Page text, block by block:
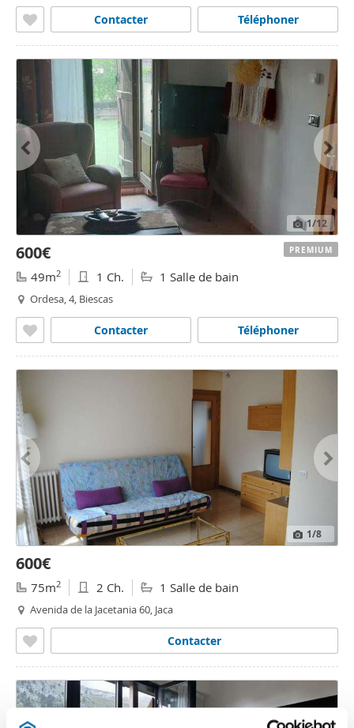
Téléphoner
Contacter
1/12
600€
49m2 1 Ch. 1 Salle de bain
Ordesa, 4, Biescas
Téléphoner
Contacter
PREMIUM
1/8
600€
75m2 2 Ch. 1 Salle de bain
Avenida de la Jacetania 60, Jaca
Contacter